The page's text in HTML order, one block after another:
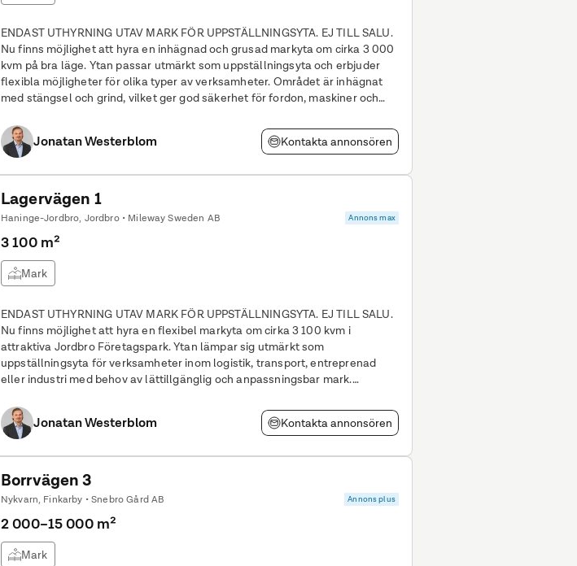
ENDAST UTHYRNING UTAV MARK FÖR UPPSTÄLLNINGSYTA. EJ TILL SALU.
Nu finns möjlighet att hyra en inhägnad och grusad markyta om cirka 3 000
kvm på bra läge. Ytan passar utmärkt som uppställningsyta och erbjuder
flexibla möjligheter för olika typer av verksamheter. Området är inhägnat
med stängsel och grind, vilket ger god säkerhet för fordon, maskiner och
Jonatan Westerblom Kontakta annonsören
Lagervägen 1
Haninge-Jordbro, Jordbro • Mileway Sweden AB Annons max
3 100 m²
Mark
ENDAST UTHYRNING UTAV MARK FÖR UPPSTÄLLNINGSYTA. EJ TILL SALU.
Nu finns möjlighet att hyra en flexibel markyta om cirka 3 100 kvm i
attraktiva Jordbro Företagspark. Ytan lämpar sig utmärkt som
uppställningsyta för verksamheter inom logistik, transport, entreprenad
eller industri med behov av lättillgänglig och anpassningsbar mark.
Jonatan Westerblom Kontakta annonsören
Borrvägen 3
Nykvarn, Finkarby • Snebro Gård AB Annons plus
2 000–15 000 m²
Mark